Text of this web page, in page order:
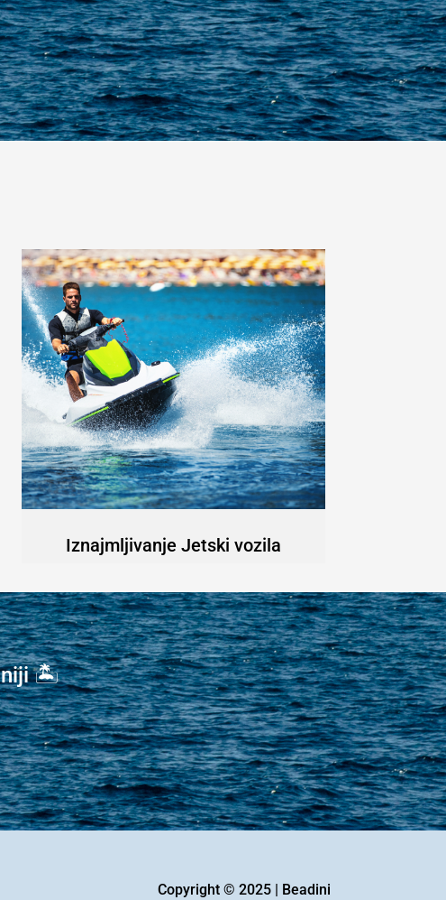
Iznajmljivanje Jetski vozila
🏝️
Copyright © 2025 | Beadini